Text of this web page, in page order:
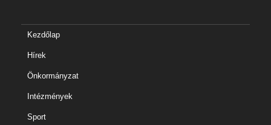
Kezdőlap
Hírek
Önkormányzat
Intézmények
Sport